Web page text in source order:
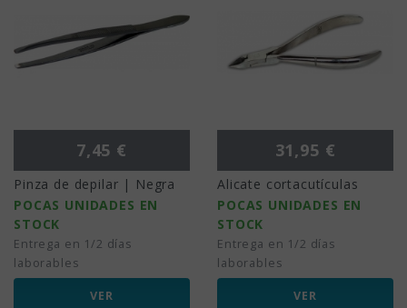
Precio
7,45 €
Pinza de depilar | Negra
POCAS UNIDADES EN
STOCK
Entrega en 1/2 días
laborables
VER
Precio
31,95 €
Alicate cortacutículas
POCAS UNIDADES EN
STOCK
Entrega en 1/2 días
laborables
VER